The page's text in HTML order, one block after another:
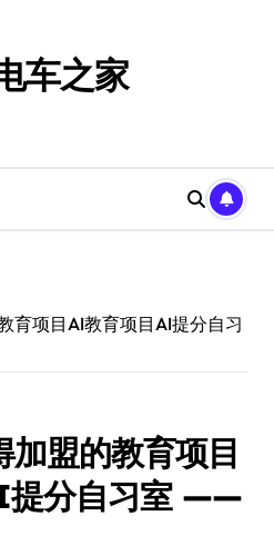
车之家
育项目AI教育项目AI提分自习
加盟的教育项目
提分自习室 ——